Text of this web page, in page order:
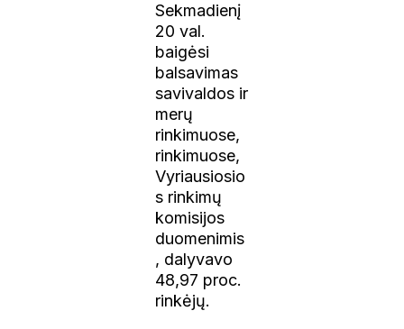
Sekmadienį
20 val.
baigėsi
balsavimas
savivaldos ir
merų
rinkimuose,
rinkimuose,
Vyriausiosio
s rinkimų
komisijos
duomenimis
, dalyvavo
48,97 proc.
rinkėjų.